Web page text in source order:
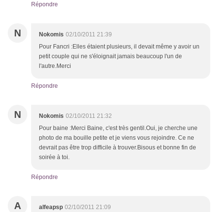
Répondre
N Nokomis 02/10/2011 21:39
Pour Fancri :Elles étaient plusieurs, il devait même y avoir un
petit couple qui ne s'éloignait jamais beaucoup l'un de
l'autre.Merci
Répondre
N Nokomis 02/10/2011 21:32
Pour baine :Merci Baine, c'est très gentil.Oui, je cherche une
photo de ma bouille petite et je viens vous rejoindre. Ce ne
devrait pas être trop difficile à trouver.Bisous et bonne fin de
soirée à toi.
Répondre
A alfeapsp 02/10/2011 21:09